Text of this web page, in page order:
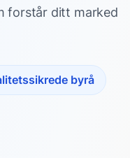
forstår ditt marked
byrå